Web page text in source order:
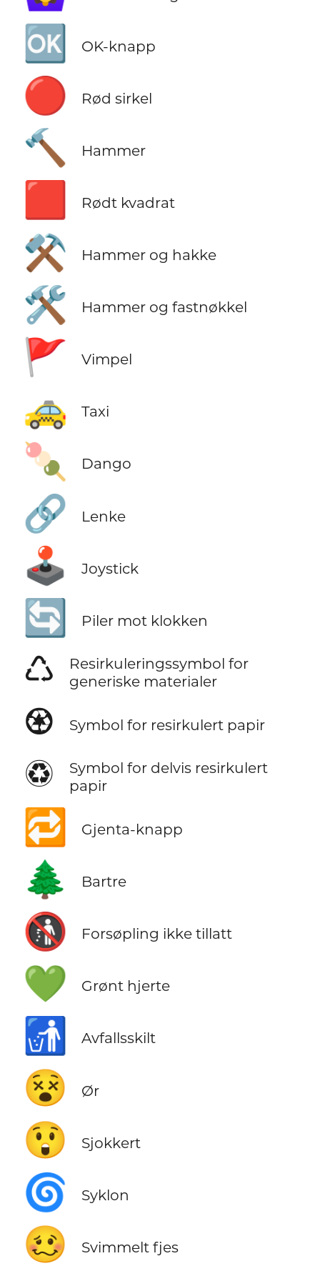
🆗 OK-knapp
🔴 Rød sirkel
🔨 Hammer
🟥 Rødt kvadrat
⚒️ Hammer og hakke
🛠️ Hammer og fastnøkkel
🚩 Vimpel
🚕 Taxi
🍡 Dango
🔗 Lenke
🕹️ Joystick
🔄 Piler mot klokken
♺
Resirkuleringssymbol for
generiske materialer
♼ Symbol for resirkulert papir
♽
Symbol for delvis resirkulert
papir
🔁 Gjenta-knapp
🌲 Bartre
🚯 Forsøpling ikke tillatt
💚 Grønt hjerte
🚮 Avfallsskilt
😵 Ør
😲 Sjokkert
🌀 Syklon
🥴 Svimmelt fjes